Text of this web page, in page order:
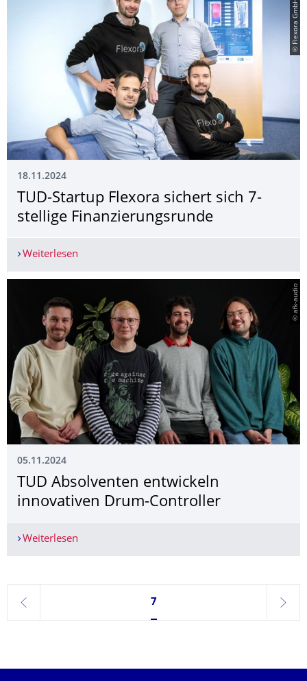
© Flexora GmbH
18.11.2024
TUD-Startup Flexora sichert sich 7-
stellige Finanzierungsrunde
Weiterlesen
© afk-audio
05.11.2024
TUD Absolventen entwickeln
innovativen Drum-Controller
Weiterlesen
zurück
Seite 7, aktuell ausgewählt
7
weiter